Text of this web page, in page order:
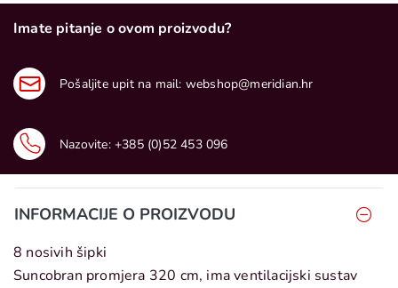
Imate pitanje o ovom proizvodu?
Pošaljite upit na mail: webshop@meridian.hr
Nazovite: +385 (0)52 453 096
INFORMACIJE O PROIZVODU
8 nosivih šipki
Suncobran promjera 320 cm, ima ventilacijski sustav